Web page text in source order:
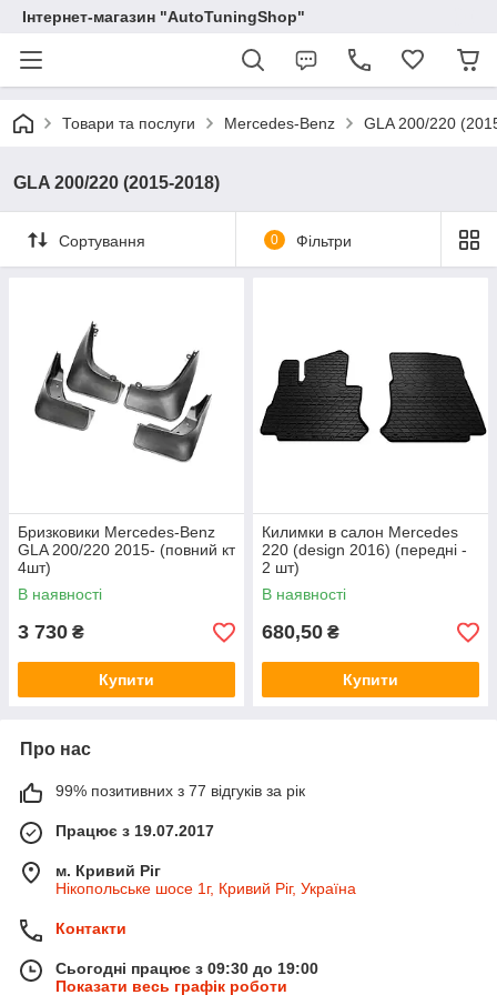
Інтернет-магазин "AutoTuningShop"
Товари та послуги Mercedes-Benz GLA 200/220
GLA 200/220 (2015-2018)
Сортування 0 Фільтри
Бризковики Mercedes-Benz
GLA 200/220 2015- (повний кт
4шт)
В наявності
3 730 ₴
Купити
Килимки в салон Mercedes
220 (design 2016) (передні -
2 шт)
В наявності
680,50 ₴
Купити
Про нас
99% позитивних з 77 відгуків за рік
Працює з 19.07.2017
м. Кривий Ріг
Нікопольське шосе 1г, Кривий Ріг, Україна
Контакти
Сьогодні працює з 09:30 до 19:00
Показати весь графік роботи